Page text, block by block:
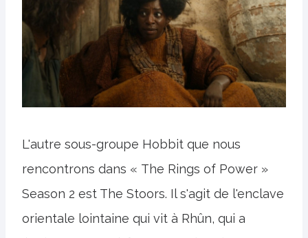
L'autre sous-groupe Hobbit que nous
rencontrons dans « The Rings of Power »
Season 2 est The Stoors. Il s'agit de l'enclave
orientale lointaine qui vit à Rhûn, qui a